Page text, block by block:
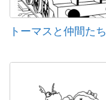
トーマスと仲間たち